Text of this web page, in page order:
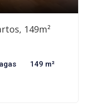
149m²
149 m²